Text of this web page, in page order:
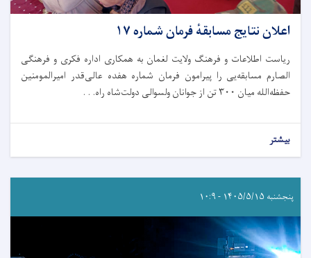
اعلان نتایج مسابقهٔ فرمان شماره ۱۷
ریاست اطلاعات و فرهنگ ولایت لغمان به همکاری اداره فکری و فرهنگی
الصارم مسابقه‌یی را پیرامون فرمان شماره هفده عالی‌قدر امیرالمومنین
حفظه‌الله میان ۳۰۰ تن از جوانان ولسوالی دولت‌شاه راه. . .
بیشتر
پنجشنبه ۱۴۰۵/۵/۱۵ - ۱۰:۹